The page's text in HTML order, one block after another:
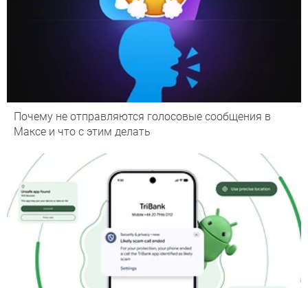
Почему не отправляются голосовые сообщения в
Максе и что с этим делать